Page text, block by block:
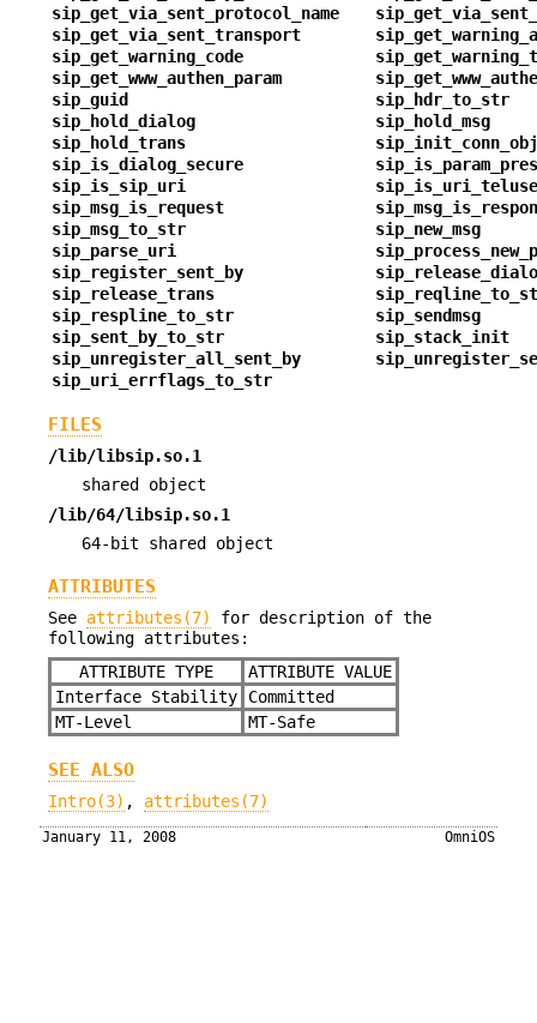
sip_get_via_sent_protocol_name
sip_get_via_sent_transport
sip_get_warning_code
sip_get_www_authen_param
sip_guid
sip_hdr_to_str
sip_hold_dialog
sip_hold_msg
sip_hold_trans
sip_is_dialog_secure
sip_is_sip_uri
sip_msg_is_request
sip_msg_to_str
sip_new_msg
sip_parse_uri
sip_register_sent_by
sip_release_trans
sip_respline_to_str
sip_sendmsg
sip_sent_by_to_str
sip_stack_init
sip_unregister_all_sent_by
sip_uri_errflags_to_str
FILES
/lib/libsip.so.1
shared object
/lib/64/libsip.so.1
64-bit shared object
ATTRIBUTES
See attributes(7)
for description of the
following attributes:
ATTRIBUTE TYPE
ATTRIBUTE VALUE
Interface Stability
Committed
MT-Level
MT-Safe
SEE ALSO
Intro(3) , attributes(7)
January 11, 2008 OmniOS